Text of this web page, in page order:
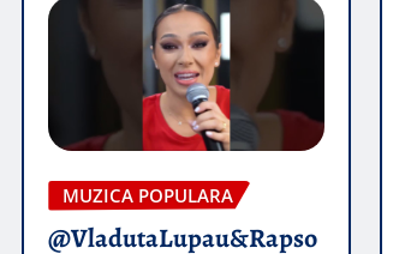
MUZICA POPULARA
@VladutaLupau&Rapso